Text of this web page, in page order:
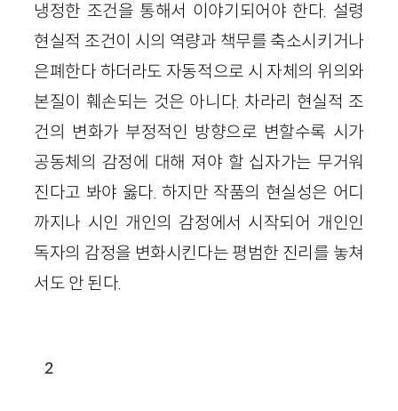
냉정한 조건을 통해서 이야기되어야 한다. 설령
현실적 조건이 시의 역량과 책무를 축소시키거나
은폐한다 하더라도 자동적으로 시 자체의 위의와
본질이 훼손되는 것은 아니다. 차라리 현실적 조
건의 변화가 부정적인 방향으로 변할수록 시가
공동체의 감정에 대해 져야 할 십자가는 무거워
진다고 봐야 옳다. 하지만 작품의 현실성은 어디
까지나 시인 개인의 감정에서 시작되어 개인인
독자의 감정을 변화시킨다는 평범한 진리를 놓쳐
서도 안 된다.
2